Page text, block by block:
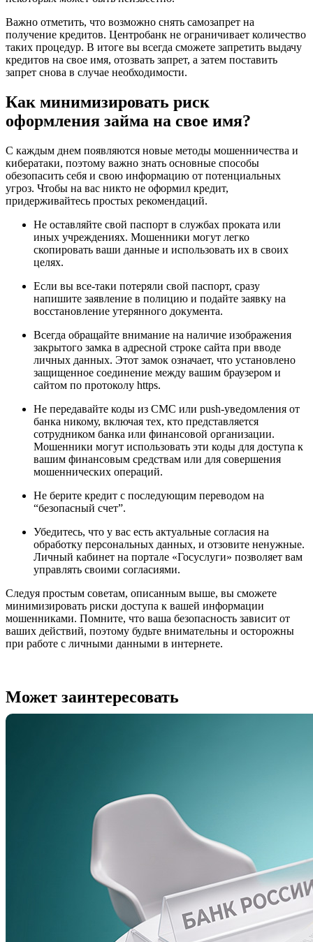
Важно отметить, что возможно снять самозапрет на
получение кредитов. Центробанк не ограничивает количество
таких процедур. В итоге вы всегда сможете запретить выдачу
кредитов на свое имя, отозвать запрет, а затем поставить
запрет снова в случае необходимости.
Как минимизировать риск
оформления займа на свое имя?
С каждым днем появляются новые методы мошенничества и
кибератаки, поэтому важно знать основные способы
обезопасить себя и свою информацию от потенциальных
угроз. Чтобы на вас никто не оформил кредит,
придерживайтесь простых рекомендаций.
Не оставляйте свой паспорт в службах проката или
иных учреждениях. Мошенники могут легко
скопировать ваши данные и использовать их в своих
целях.
Если вы все-таки потеряли свой паспорт, сразу
напишите заявление в полицию и подайте заявку на
восстановление утерянного документа.
Всегда обращайте внимание на наличие изображения
закрытого замка в адресной строке сайта при вводе
личных данных. Этот замок означает, что установлено
защищенное соединение между вашим браузером и
сайтом по протоколу https.
Не передавайте коды из СМС или push-уведомления от
банка никому, включая тех, кто представляется
сотрудником банка или финансовой организации.
Мошенники могут использовать эти коды для доступа к
вашим финансовым средствам или для совершения
мошеннических операций.
Не берите кредит с последующим переводом на
“безопасный счет”.
Убедитесь, что у вас есть актуальные согласия на
обработку персональных данных, и отзовите ненужные.
Личный кабинет на портале «Госуслуги» позволяет вам
управлять своими согласиями.
Следуя простым советам, описанным выше, вы сможете
минимизировать риски доступа к вашей информации
мошенниками. Помните, что ваша безопасность зависит от
ваших действий, поэтому будьте внимательны и осторожны
при работе с личными данными в интернете.
Может заинтересовать